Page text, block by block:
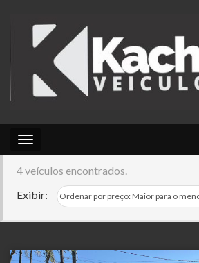
Toggle navigation
4 veículos encontrados.
Exibir: